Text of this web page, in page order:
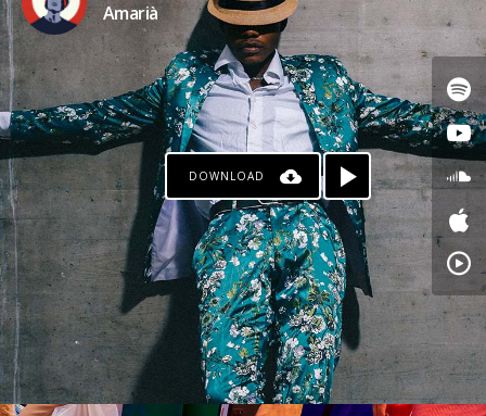
Amarià
DOWNLOAD